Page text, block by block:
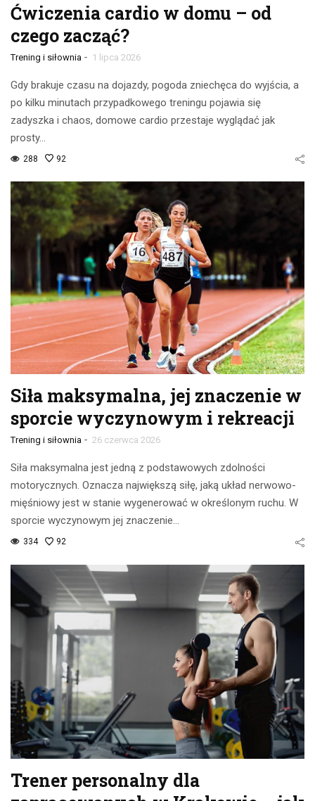
Ćwiczenia cardio w domu – od
czego zacząć?
Trening i siłownia - 1 lipca 2026
Gdy brakuje czasu na dojazdy, pogoda zniechęca do wyjścia, a
po kilku minutach przypadkowego treningu pojawia się
zadyszka i chaos, domowe cardio przestaje wyglądać jak
prosty…
288 92
Siła maksymalna, jej znaczenie w
sporcie wyczynowym i rekreacji
Trening i siłownia - 26 czerwca 2026
Siła maksymalna jest jedną z podstawowych zdolności
motorycznych. Oznacza największą siłę, jaką układ nerwowo-
mięśniowy jest w stanie wygenerować w określonym ruchu. W
sporcie wyczynowym jej znaczenie…
334 92
Trener personalny dla